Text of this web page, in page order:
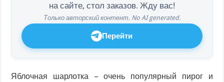
на сайте, стол заказов. Жду вас!
Только авторский контент. No AI generated.
Перейти
Яблочная шарлотка – очень популярный пирог и